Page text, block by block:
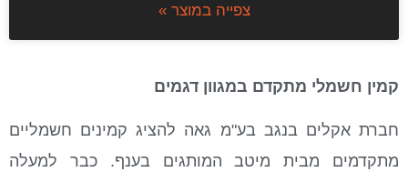
צפייה במוצר »
קמין חשמלי מתקדם במגוון דגמים
חברת אקלים בנגב בע"מ גאה להציג קמינים חשמליים
מתקדמים מבית מיטב המותגים בענף. כבר למעלה